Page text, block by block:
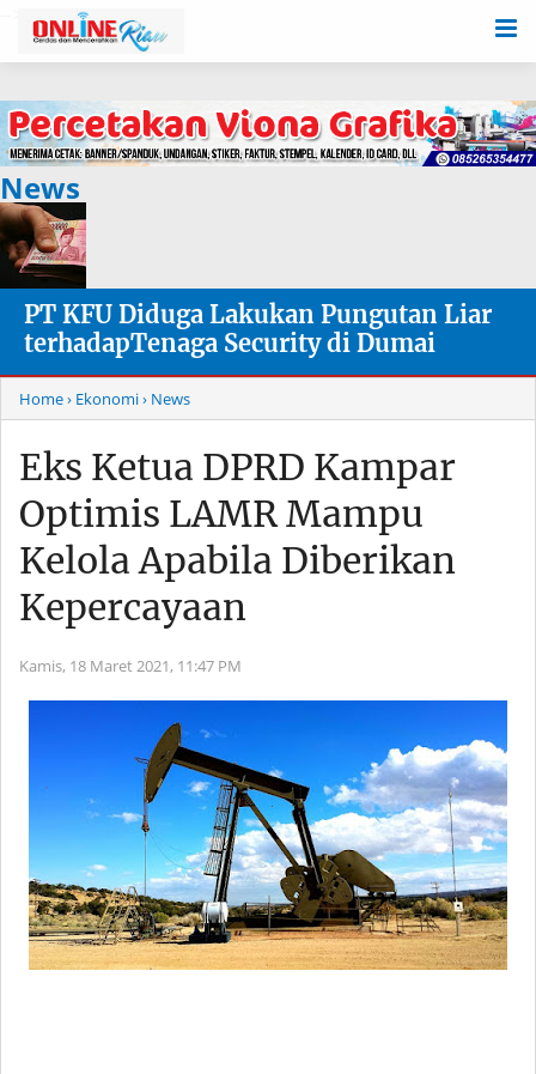
News
PT KFU Diduga Lakukan Pungutan Liar
terhadapTenaga Security di Dumai
Home› Ekonomi› News
Eks Ketua DPRD Kampar
Optimis LAMR Mampu
Kelola Apabila Diberikan
Kepercayaan
Kamis, 18 Maret 2021, 11:47 PM